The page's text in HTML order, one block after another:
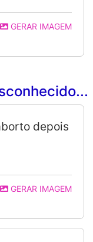
GERAR IMAGEM
depois
GERAR IMAGEM